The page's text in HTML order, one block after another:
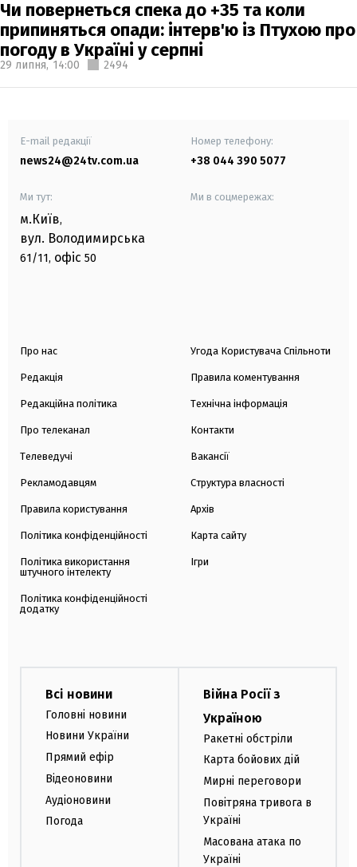
Чи повернеться спека до +35 та коли
припиняться опади: інтерв'ю із Птухою про
погоду в Україні у серпні
29 липня, 14:00 2494
E-mail редакції
news24@24tv.com.ua
Номер телефону:
+38 044 390 5077
Ми тут:
м.Київ,
вул. Володимирська
61/11, офіс 50
Ми в соцмережах:
Про нас
Редакція
Редакційна політика
Про телеканал
Телеведучі
Рекламодавцям
Правила користування
Політика конфіденційності
Політика використання
штучного інтелекту
Політика конфіденційності
додатку
Угода Користувача Спільноти
Правила коментування
Технічна інформація
Контакти
Вакансії
Структура власності
Архів
Карта сайту
Ігри
Всі новини
Головні новини
Новини України
Прямий ефір
Відеоновини
Аудіоновини
Погода
Війна Росії з
Україною
Ракетні обстріли
Карта бойових дій
Мирні переговори
Повітряна тривога в
Україні
Масована атака по
Україні